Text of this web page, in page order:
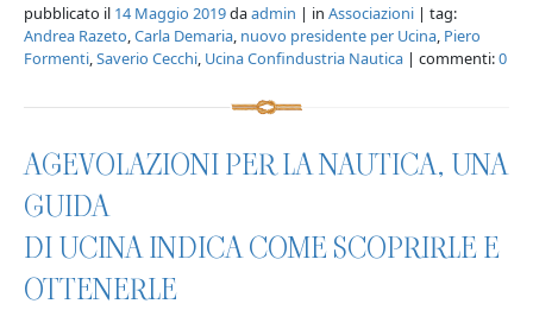
pubblicato il 14 Maggio 2019daadmin | in Associazioni | tag:
Andrea Razeto,Carla Demaria, nuovo presidente per Ucina, Piero
Formenti,Saverio Cecchi, Ucina Confindustria Nautica | commenti:0
AGEVOLAZIONI PER LA NAUTICA, UNA
GUIDA
DI UCINA INDICA COME SCOPRIRLE E
OTTENERLE